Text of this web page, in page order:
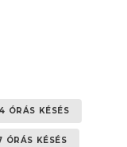
4 ÓRÁS KÉSÉS
ÓRÁS KÉSÉS